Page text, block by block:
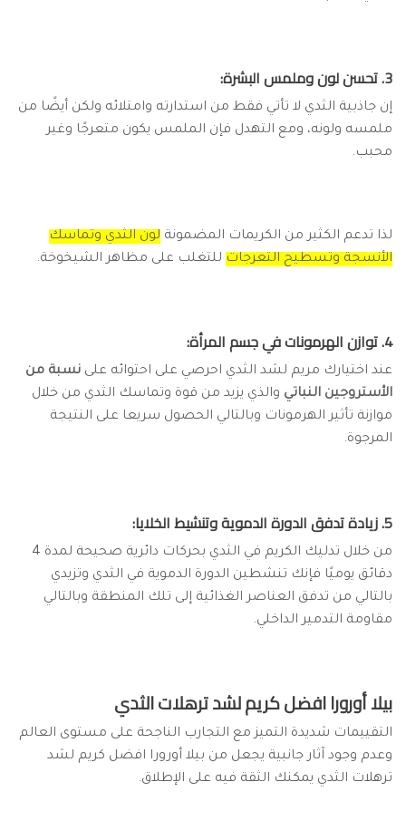
3. تحسن لون وملمس البشرة:
إن جاذبية الثدي لا تأتي فقط من استدارته وامتلائه ولكن أيضًا من
ملمسه ولونه، ومع التهدل فإن الملمس يكون متعرجًا وغير
محبب.
لذا تدعم الكثير من الكريمات المضمونة لون الثدي وتماسك
الأنسجة وتسطيح التعرجات للتغلب على مظاهر الشيخوخة.
4. توازن الهرمونات في جسم المرأة:
عند اختيارك مريم لشد الثدي احرصي على احتوائه على نسبة من
الأستروجين النباتي والذي يزيد من قوة وتماسك الثدي من خلال
موازنة تأثير الهرمونات وبالتالي الحصول سريعا على النتيجة
المرجوة.
5. زيادة تدفق الدورة الدموية وتنشيط الخلايا:
من خلال تدليك الكريم في الثدي بحركات دائرية صحيحة لمدة 4
دقائق يوميًا فإنك تنشطين الدورة الدموية في الثدي وتزيدي
بالتالي من تدفق العناصر الغذائية إلى تلك المنطقة وبالتالي
مقاومة التدمير الداخلي.
بيلا أورورا افضل كريم لشد ترهلات الثدي
التقييمات شديدة التميز مع التجارب الناجحة على مستوى العالم
وعدم وجود آثار جانبية يجعل من بيلا أورورا افضل كريم لشد
ترهلات الثدي يمكنك الثقة فيه على الإطلاق.